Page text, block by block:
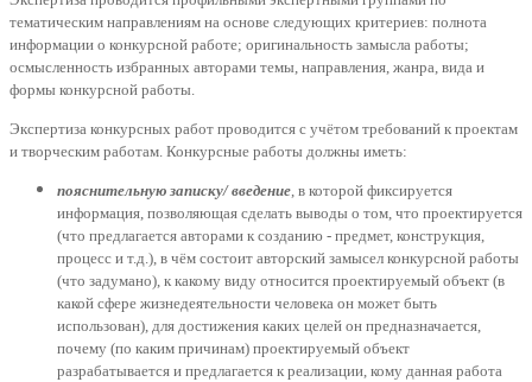
тематическим направлениям на основе следующих критериев: полнота
информации о конкурсной работе; оригинальность замысла работы;
осмысленность избранных авторами темы, направления, жанра, вида и
формы конкурсной работы.
Экспертиза конкурсных работ проводится с учётом требований к проектам
и творческим работам. Конкурсные работы должны иметь:
пояснительную записку/ введение , в которой фиксируется
информация, позволяющая сделать выводы о том, что проектируется
(что предлагается авторами к созданию - предмет, конструкция,
процесс и т.д.), в чём состоит авторский замысел конкурсной работы
(что задумано), к какому виду относится проектируемый объект (в
какой сфере жизнедеятельности человека он может быть
использован), для достижения каких целей он предназначается,
почему (по каким причинам) проектируемый объект
разрабатывается и предлагается к реализации, кому данная работа